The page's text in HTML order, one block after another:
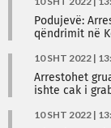
Podujevë:
qëndrimit në
10 SHT 2022 |
Arrestohet
ishte cak i
10 SHT 2022 |